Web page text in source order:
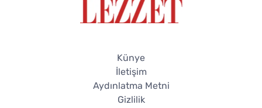
Künye
İletişim
Aydınlatma Metni
Gizlilik